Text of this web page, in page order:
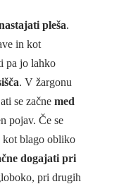
pleša.
in kot
pa jo lahko
. V žargonu
se začne med
pojav. Če se
kot blago obliko
dogajati pri
pri drugih